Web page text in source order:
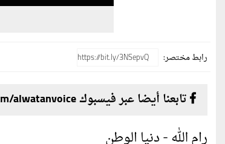
رابط مختصر:
تابعنا أيضا عبر فيسبوك facebook.com/alwatanvoice
رام الله - دنيا الوطن